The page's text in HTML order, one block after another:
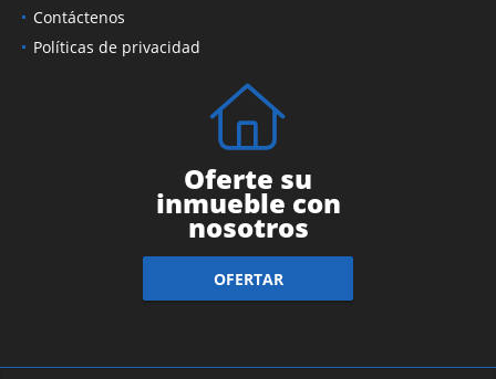
Contáctenos
Políticas de privacidad
Oferte su
inmueble con
nosotros
OFERTAR